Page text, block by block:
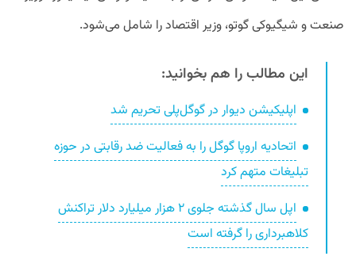
صنعت و شیگیوکی گوتو، وزیر اقتصاد را شامل می‌شود.
این مطالب را هم بخوانید:
اپلیکیشن دیوار در گوگل‌پلی تحریم شد
اتحادیه اروپا گوگل را به فعالیت ضد رقابتی در حوزه
تبلیغات متهم کرد
اپل سال گذشته جلوی ۲ هزار میلیارد دلار تراکنش
کلاهبرداری را گرفته است